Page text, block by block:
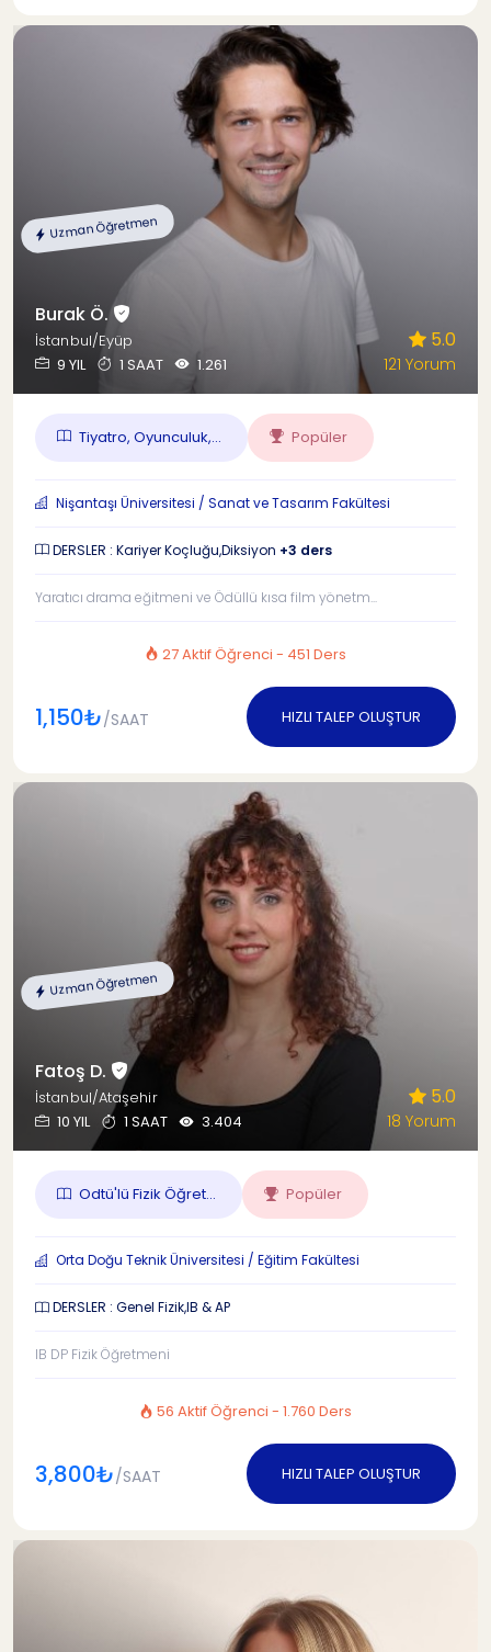
Uzman Öğretmen
Burak Ö.
İstanbul/Eyüp
9 YIL
1 SAAT 1.261
5.0
121 Yorum
Tiyatro, Oyunculuk,... Popüler
Nişantaşı Üniversitesi / Sanat ve Tasarım Fakültesi
DERSLER : Kariyer Koçluğu,Diksiyon +3 ders
Yaratıcı drama eğitmeni ve Ödüllü kısa film yönetm...
27 Aktif Öğrenci - 451 Ders
1,150₺/SAAT HIZLI TALEP OLUŞTUR
Uzman Öğretmen
Fatoş D.
İstanbul/Ataşehir
10 YIL
1 SAAT 3.404
5.0
18 Yorum
Odtü'lü Fizik Öğret... Popüler
Orta Doğu Teknik Üniversitesi / Eğitim Fakültesi
DERSLER : Genel Fizik,IB & AP
IB DP Fizik Öğretmeni
56 Aktif Öğrenci - 1.760 Ders
3,800₺/SAAT HIZLI TALEP OLUŞTUR